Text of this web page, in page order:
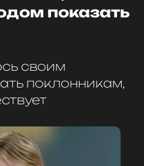
показать
своим
поклонникам,